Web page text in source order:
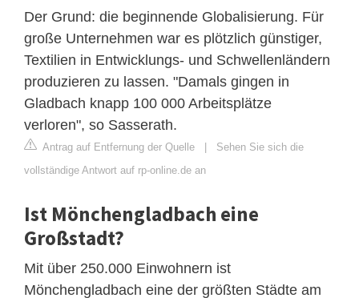
Der Grund: die beginnende Globalisierung. Für
große Unternehmen war es plötzlich günstiger,
Textilien in Entwicklungs- und Schwellenländern
produzieren zu lassen. "Damals gingen in
Gladbach knapp 100 000 Arbeitsplätze
verloren", so Sasserath.
Antrag auf Entfernung der Quelle | Sehen Sie sich die
vollständige Antwort auf rp-online.de an
Ist Mönchengladbach eine
Großstadt?
Mit über 250.000 Einwohnern ist
Mönchengladbach eine der größten Städte am